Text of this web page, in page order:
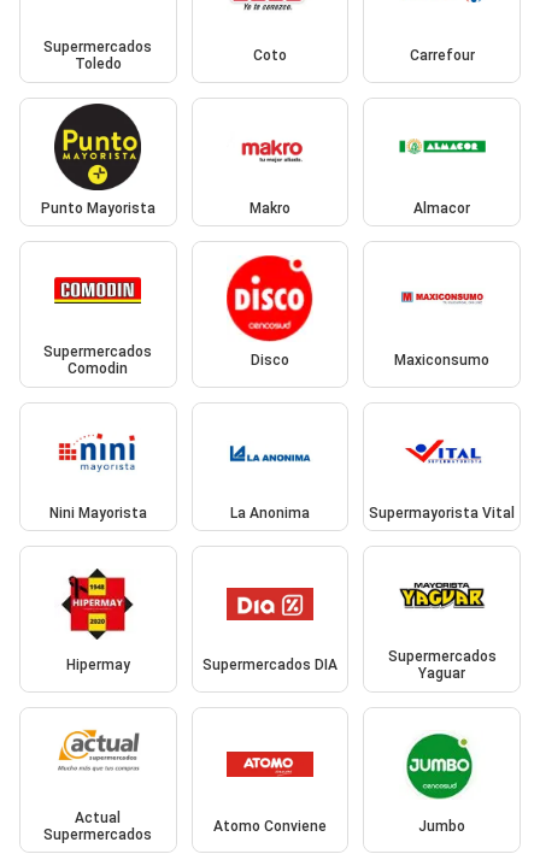
Supermercados
Toledo
Coto Carrefour
Punto Mayorista Makro Almacor
Supermercados
Comodin
Disco Maxiconsumo
Nini Mayorista La Anonima Supermayorista Vital
Hipermay Supermercados DIA
Supermercados
Yaguar
Actual
Supermercados
Atomo Conviene Jumbo